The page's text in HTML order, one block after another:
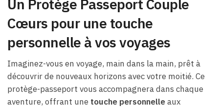
Un Protège Passeport Couple
Cœurs pour une touche
personnelle à vos voyages
Imaginez-vous en voyage, main dans la main, prêt à
découvrir de nouveaux horizons avec votre moitié. Ce
protège-passeport vous accompagnera dans chaque
aventure, offrant une touche personnelleaux